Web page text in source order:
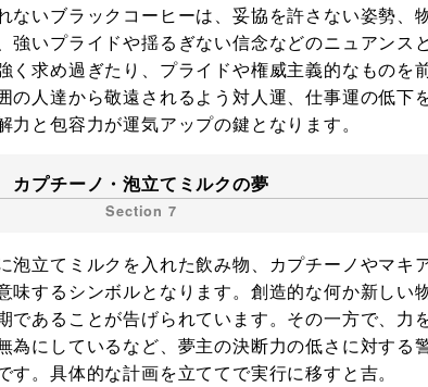
ないブラックコーヒーは、妥協を許さない姿勢、
強いプライドや揺るぎない信念などのニュアンス
く求め過ぎたり、プライドや権威主義的なものを
の人達から敬遠されるよう対人運、仕事運の低下
力と包容力が運気アップの鍵となります。
カプチーノ・泡立てミルクの夢
泡立てミルクを入れた飲み物、カプチーノやマキ
味するシンボルとなります。創造的な何か新しい
であることが告げられています。その一方で、力
為にしているなど、夢主の決断力の低さに対する
す。具体的な計画を立ててで実行に移すと吉。